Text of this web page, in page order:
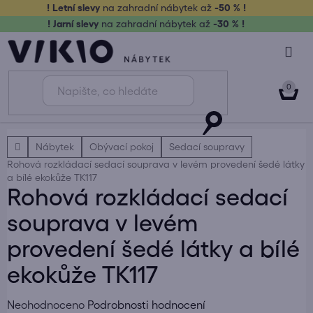
obsah
! Letní slevy na zahradní nábytek až-50 % !
! Jarní slevy na zahradní nábytek až -30 % !
DomůNábytek Obývací pokoj
Sedací soupravy
Rohová rozkládací sedací souprava v levém provedení šedé látky
a bílé ekokůže TK117
Rohová rozkládací sedací
souprava v levém
provedení šedé látky a bílé
ekokůže TK117
Průměrné
Neohodnoceno Podrobnosti hodnocení